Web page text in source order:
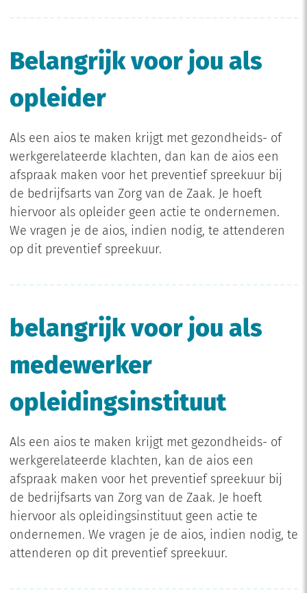
Belangrijk voor jou als
opleider
Als een aios te maken krijgt met gezondheids- of
werkgerelateerde klachten, dan kan de aios een
afspraak maken voor het preventief spreekuur bij
de bedrijfsarts van Zorg van de Zaak. Je hoeft
hiervoor als opleider geen actie te ondernemen.
We vragen je de aios, indien nodig, te attenderen
op dit preventief spreekuur.
belangrijk voor jou als
medewerker
opleidingsinstituut
Als een aios te maken krijgt met gezondheids- of
werkgerelateerde klachten, kan de aios een
afspraak maken voor het preventief spreekuur bij
de bedrijfsarts van Zorg van de Zaak. Je hoeft
hiervoor als opleidingsinstituut geen actie te
ondernemen. We vragen je de aios, indien nodig, te
attenderen op dit preventief spreekuur.